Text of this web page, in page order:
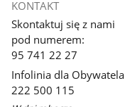
KONTAKT
Skontaktuj się z nami
pod numerem:
95 741 22 27
Infolinia dla Obywatela
222 500 115